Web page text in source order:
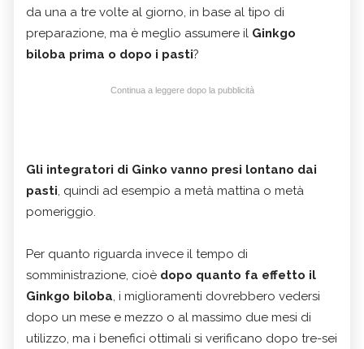
da una a tre volte al giorno, in base al tipo di
preparazione, ma è meglio assumere il Ginkgo
biloba prima o dopo i pasti?
Continua a leggere dopo la pubblicità
Gli integratori di Ginko vanno presi lontano dai
pasti, quindi ad esempio a metà mattina o metà
pomeriggio.
Per quanto riguarda invece il tempo di
somministrazione, cioè dopo quanto fa effetto il
Ginkgo biloba, i miglioramenti dovrebbero vedersi
dopo un mese e mezzo o al massimo due mesi di
utilizzo, ma i benefici ottimali si verificano dopo tre-sei